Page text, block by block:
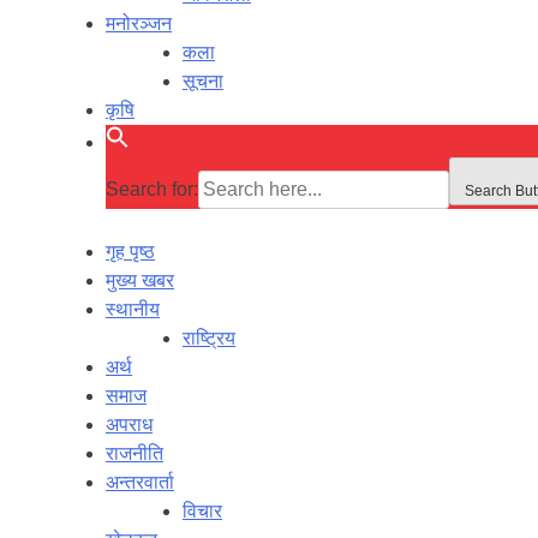
मनोरञ्जन
कला
सूचना
कृषि
Search for: Search
गृह पृष्ठ
मुख्य खबर
स्थानीय
राष्ट्रिय
अर्थ
समाज
अपराध
राजनीति
अन्तरवार्ता
विचार